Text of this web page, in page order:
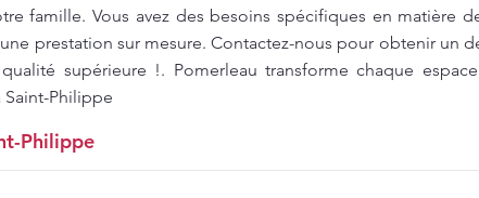
famille. Vous avez des besoins spécifiques en matière
prestation sur mesure. Contactez-nous pour obtenir un
supérieure !. Pomerleau transforme chaque
Saint-Philippe
Philippe